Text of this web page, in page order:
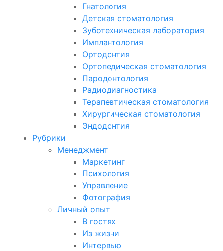
Гнатология
Детская стоматология
Зуботехническая лаборатория
Имплантология
Ортодонтия
Ортопедическая стоматология
Пародонтология
Радиодиагностика
Терапевтическая стоматология
Хирургическая стоматология
Эндодонтия
Рубрики
Менеджмент
Маркетинг
Психология
Управление
Фотография
Личный опыт
В гостях
Из жизни
Интервью